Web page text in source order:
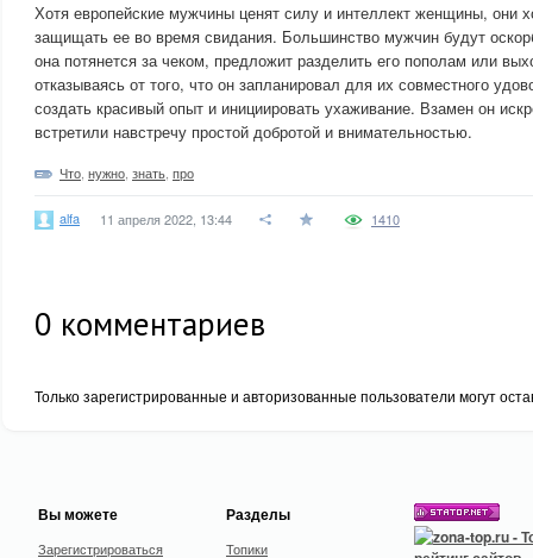
Хотя европейские мужчины ценят силу и интеллект женщины, они
защищать ее во время свидания. Большинство мужчин будут
она потянется за чеком, предложит разделить его пополам или
отказываясь от того, что он запланировал для их совместного
создать красивый опыт и инициировать ухаживание. Взамен он
встретили навстречу простой добротой и внимательностью.
Что нужно знать про
alfa 11 апреля 2022, 13:44 1410
0 комментариев
Только зарегистрированные и авторизованные пользователи могут
Вы можете
Зарегистрироваться
Разделы
Топики